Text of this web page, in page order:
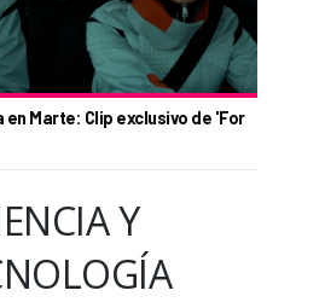
Marte: Clip exclusivo de 'For
Y